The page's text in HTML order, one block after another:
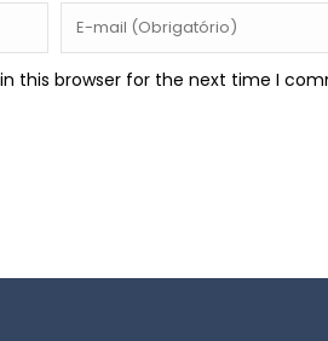
this browser for the next time I